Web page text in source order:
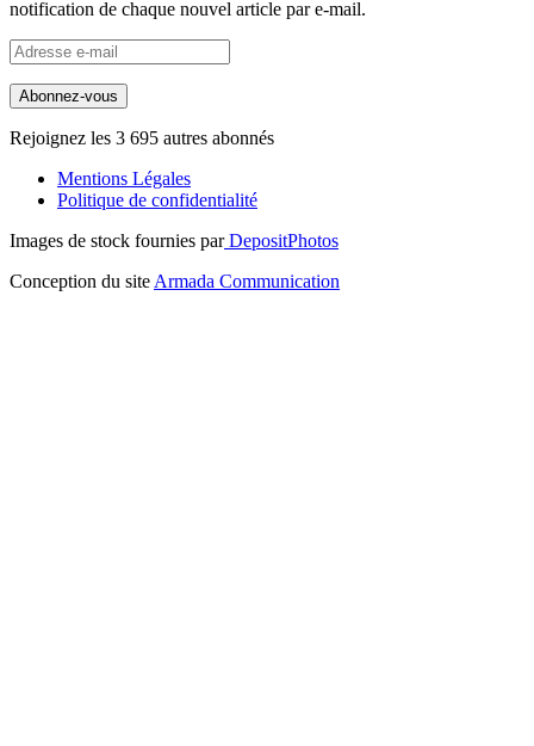
notification de chaque nouvel article par e-mail.
Adresse
e-
mail
Abonnez-vous
Rejoignez les 3 695 autres abonnés
Mentions Légales
Politique de confidentialité
Images de stock fournies parDepositPhotos
Conception du site Armada Communication